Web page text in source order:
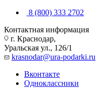
8 (800) 333 2702
Контактная информация
г. Краснодар,
Уральская ул., 126/1
krasnodar@ura-podarki.ru
Вконтакте
Одноклассники